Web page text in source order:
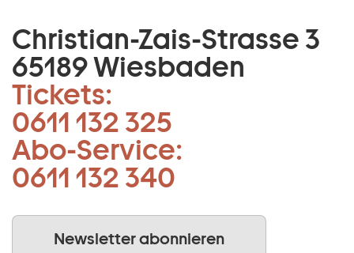
Christian-Zais-Strasse 3
65189 Wiesbaden
Tickets:
0611 132 325
Abo-Service:
0611 132 340
Newsletter abonnieren